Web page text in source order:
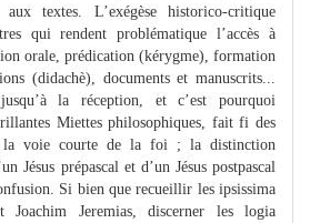
textes. L’exégèse historico-critique
qui rendent problématique l’accès à
orale, prédication (kérygme), formation
(didachè), documents et manuscrits...
la réception, et c’est pourquoi
Miettes philosophiques, fait fi des
la voie courte de la foi ; la distinction
Jésus prépascal et d’un Jésus postpascal
Si bien que recueillir les ipsissima
Jeremias, discerner les logia